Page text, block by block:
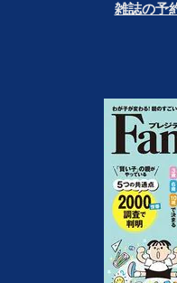
雑誌の予